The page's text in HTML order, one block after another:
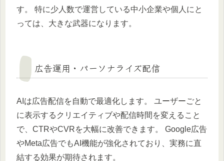
す。 特に少人数で運営している中小企業や個人にと
っては、大きな武器になります。
広告運用・パーソナライズ配信
AIは広告配信を自動で最適化します。 ユーザーごと
に表示するクリエイティブや配信時間を変えること
で、CTRやCVRを大幅に改善できます。 Google広告
やMeta広告でもAI機能が強化されており、実務に直
結する効果が期待されます。